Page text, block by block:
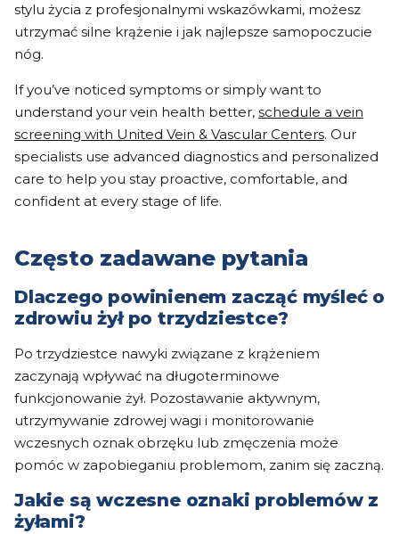
stylu życia z profesjonalnymi wskazówkami, możesz
utrzymać silne krążenie i jak najlepsze samopoczucie
nóg.
If you’ve noticed symptoms or simply want to
understand your vein health better, schedule a vein
screening with United Vein & Vascular Centers. Our
specialists use advanced diagnostics and personalized
care to help you stay proactive, comfortable, and
confident at every stage of life.
Często zadawane pytania
Dlaczego powinienem zacząć myśleć o
zdrowiu żył po trzydziestce?
Po trzydziestce nawyki związane z krążeniem
zaczynają wpływać na długoterminowe
funkcjonowanie żył. Pozostawanie aktywnym,
utrzymywanie zdrowej wagi i monitorowanie
wczesnych oznak obrzęku lub zmęczenia może
pomóc w zapobieganiu problemom, zanim się zaczną.
Jakie są wczesne oznaki problemów z
żyłami?